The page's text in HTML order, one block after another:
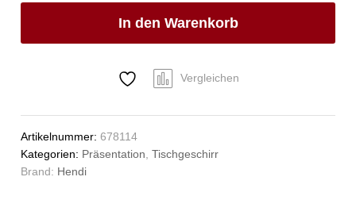
Beige,
Stk.,
In den Warenkorb
Vergleichen
Artikelnummer:678114
Kategorien: Präsentation ,Tischgeschirr
Brand: Hendi